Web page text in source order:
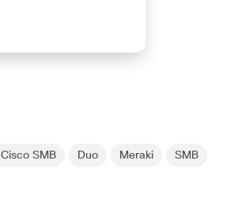
Cisco SMB Duo Meraki SMB